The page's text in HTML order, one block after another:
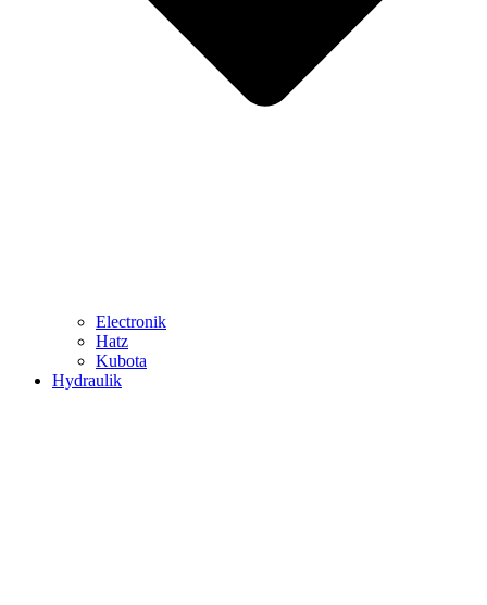
Electronik
Hatz
Kubota
Hydraulik